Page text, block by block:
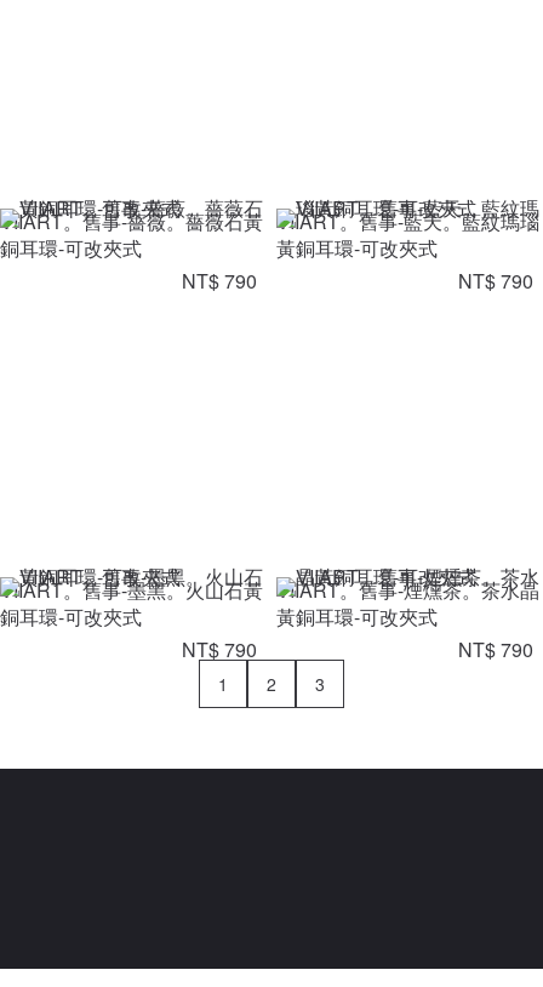
VIIART。舊事-薔薇。薔薇石黃
銅耳環-可改夾式
NT$ 790
VIIART。舊事-藍天。藍紋瑪瑙
黃銅耳環-可改夾式
NT$ 790
VIIART。舊事-墨黑。火山石黃
銅耳環-可改夾式
NT$ 790
VIIART。舊事-煙燻茶。茶水晶
黃銅耳環-可改夾式
NT$ 790
1 2 3